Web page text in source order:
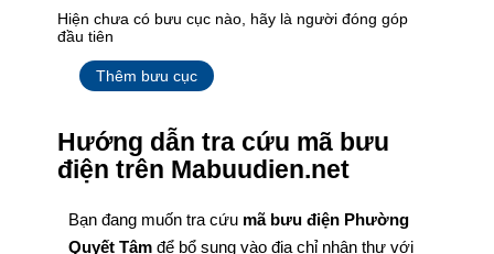
Hiện chưa có bưu cục nào, hãy là người đóng góp
đầu tiên
Thêm bưu cục
Hướng dẫn tra cứu mã bưu
điện trên Mabuudien.net
Bạn đang muốn tra cứu mã bưu điện Phường
Quyết Tâm để bổ sung vào địa chỉ nhận thư với